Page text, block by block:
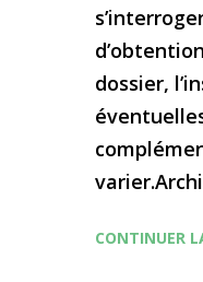
dossier,
CONTINUER